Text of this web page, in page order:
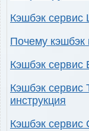
Кэшбэк сервис
Почему кэшбэк
Кэшбэк сервис
Кэшбэк сервис
инструкция
Кэшбэк сервис